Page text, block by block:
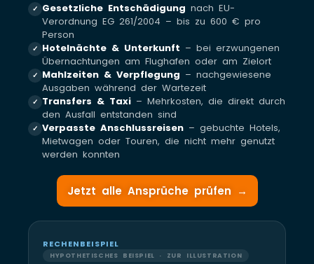
✓ Gesetzliche Entschädigung nach EU-
Verordnung EG 261/2004 – bis zu 600 € pro
Person
✓ Hotelnächte & Unterkunft – bei erzwungenen
Übernachtungen am Flughafen oder am Zielort
✓ Mahlzeiten & Verpflegung – nachgewiesene
Ausgaben während der Wartezeit
✓ Transfers & Taxi – Mehrkosten, die direkt durch
den Ausfall entstanden sind
✓ Verpasste Anschlussreisen – gebuchte Hotels,
Mietwagen oder Touren, die nicht mehr genutzt
werden konnten
Jetzt alle Ansprüche prüfen →
RECHENBEISPIEL
HYPOTHETISCHES BEISPIEL · ZUR ILLUSTRATION